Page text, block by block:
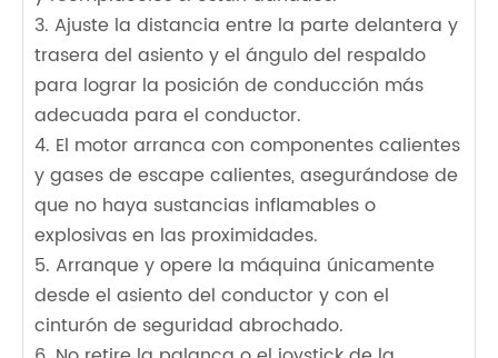
3. Ajuste la distancia entre la parte delantera y
trasera del asiento y el ángulo del respaldo
para lograr la posición de conducción más
adecuada para el conductor.
4. El motor arranca con componentes calientes
y gases de escape calientes, asegurándose de
que no haya sustancias inflamables o
explosivas en las proximidades.
5. Arranque y opere la máquina únicamente
desde el asiento del conductor y con el
cinturón de seguridad abrochado.